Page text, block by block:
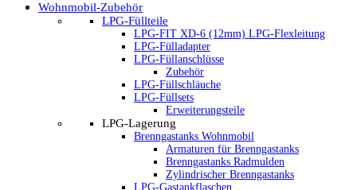
Wohnmobil-Zubehör
LPG-Füllteile
LPG-FIT XD-6 (12mm) LPG-Flexleitung
LPG-Fülladapter
LPG-Füllanschlüsse
Zubehör
LPG-Füllschläuche
LPG-Füllsets
Erweiterungsteile
LPG-Lagerung
Brenngastanks Wohnmobil
Armaturen für Brenngastanks
Brenngastanks Radmulden
Zylindrischer Brenngastanks
LPG-Gastankflaschen